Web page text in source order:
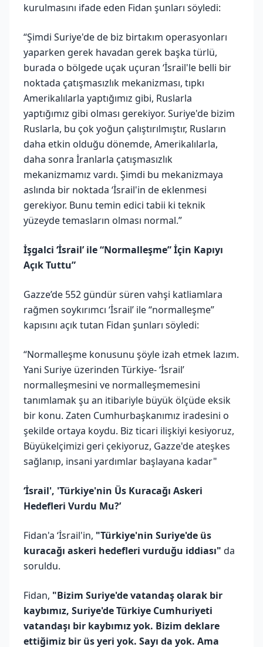
kurulmasını ifade eden Fidan şunları söyledi:
“Şimdi Suriye'de de biz birtakım operasyonları
yaparken gerek havadan gerek başka türlü,
burada o bölgede uçak uçuran ‘İsrail'le belli bir
noktada çatışmasızlık mekanizması, tıpkı
Amerikalılarla yaptığımız gibi, Ruslarla
yaptığımız gibi olması gerekiyor. Suriye'de bizim
Ruslarla, bu çok yoğun çalıştırılmıştır, Rusların
daha etkin olduğu dönemde, Amerikalılarla,
daha sonra İranlarla çatışmasızlık
mekanizmamız vardı. Şimdi bu mekanizmaya
aslında bir noktada ‘İsrail'in de eklenmesi
gerekiyor. Bunu temin edici tabii ki teknik
yüzeyde temasların olması normal.”
İşgalci ‘İsrail’ ile “Normalleşme” İçin Kapıyı
Açık Tuttu”
Gazze’de 552 gündür süren vahşi katliamlara
rağmen soykırımcı ‘İsrail’ ile “normalleşme”
kapısını açık tutan Fidan şunları söyledi:
“Normalleşme konusunu şöyle izah etmek lazım.
Yani Suriye üzerinden Türkiye- ‘İsrail’
normalleşmesini ve normalleşmemesini
tanımlamak şu an itibariyle büyük ölçüde eksik
bir konu. Zaten Cumhurbaşkanımız iradesini o
şekilde ortaya koydu. Biz ticari ilişkiyi kesiyoruz,
Büyükelçimizi geri çekiyoruz, Gazze'de ateşkes
sağlanıp, insani yardımlar başlayana kadar"
‘İsrail', 'Türkiye'nin Üs Kuracağı Askeri
Hedefleri Vurdu Mu?’
Fidan'a ‘İsrail'in, "Türkiye'nin Suriye'de üs
kuracağı askeri hedefleri vurduğu iddiası" da
soruldu.
Fidan, "Bizim Suriye'de vatandaş olarak bir
kaybımız, Suriye'de Türkiye Cumhuriyeti
vatandaşı bir kaybımız yok. Bizim deklare
ettiğimiz bir üs yeri yok. Sayı da yok. Ama